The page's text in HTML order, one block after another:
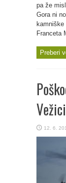
pa že
Gora ni
Franceta
Preberi
Vežici
12. 6.